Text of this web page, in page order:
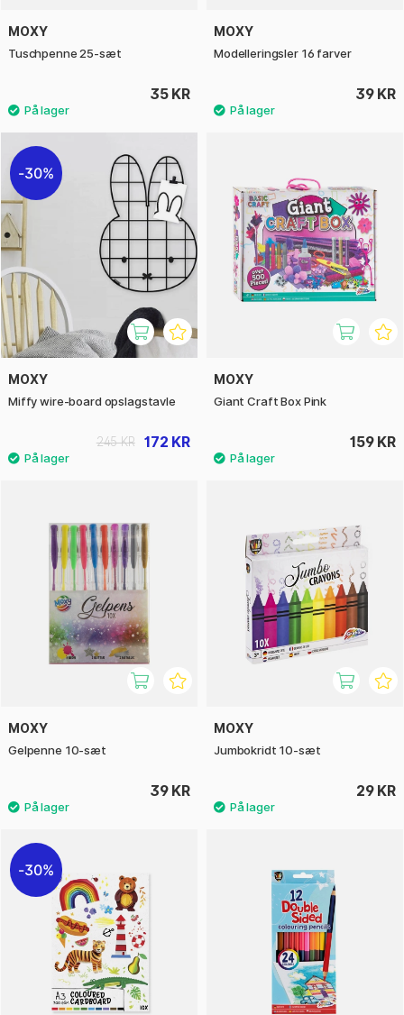
MOXY
Tuschpenne 25-sæt
35 KR
MOXY
Modelleringsler 16 farver
39 KR
30%
MOXY
Miffy wire-board opslagstavle
172 KR
245 KR
MOXY
Giant Craft Box Pink
159 KR
MOXY
Gelpenne 10-sæt
39 KR
MOXY
Jumbokridt 10-sæt
29 KR
30%